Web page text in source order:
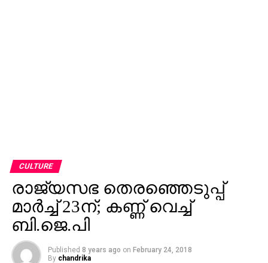
CULTURE
രാജ്യസഭ തെരഞ്ഞെടുപ്പ്
മാര്‍ച്ച് 23ന്; കണ്ണ് വെച്ച്
ബി.ജെ.പി
Published 8 years ago on February 24, 2018
By chandrika